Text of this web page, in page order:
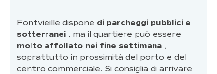
Fontvieille dispone di parcheggi pubblici e
sotterranei , ma il quartiere può essere
molto affollato nei fine settimana ,
soprattutto in prossimità del porto e del
centro commerciale. Si consiglia di arrivare